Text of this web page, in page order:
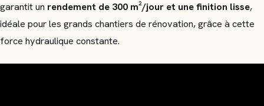
garantit un rendement de 300 m²/jour et une finition lisse,
idéale pour les grands chantiers de rénovation, grâce à cette
force hydraulique constante.